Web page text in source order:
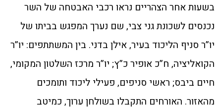
בשעות אחר הצהריים נראו רכבי האבטחה של השר
נכנסים לשכונת גני צבי, שם נערך המפגש בביתו של
יו”ר סניף הליכוד בעיר, אילן בדני. בין המשתתפים: יו”ר
הקואליציה, ח”כ אופיר כ”ץ; יו”ר מרכז השלטון המקומי,
חיים ביבס; ראשי סניפים, פעילי ליכוד ותומכים
מהאזור. האורחים התקבלו בשולחן ערוך, כמיטב